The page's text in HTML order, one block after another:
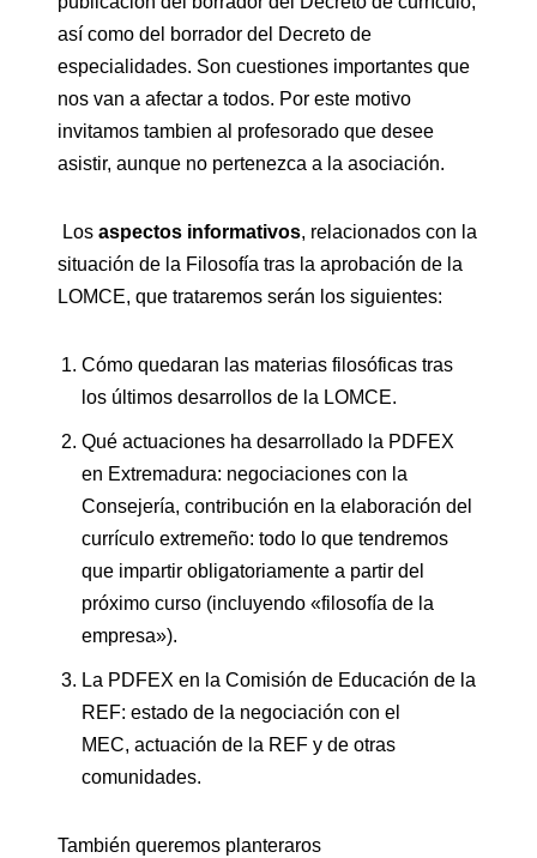
así como del borrador del Decreto de
especialidades. Son cuestiones importantes que
nos van a afectar a todos. Por este motivo
invitamos tambien al profesorado que desee
asistir, aunque no pertenezca a la asociación.
Losaspectos informativos, relacionados con la
situación de la Filosofía tras la aprobación de la
LOMCE, que trataremos serán los siguientes:
Cómo quedaran las materias filosóficas tras
los últimos desarrollos de la LOMCE.
Qué actuaciones ha desarrollado la PDFEX
en Extremadura: negociaciones con la
Consejería, contribución en la elaboración del
currículo extremeño: todo lo que tendremos
que impartir obligatoriamente a partir del
próximo curso (incluyendo «filosofía de la
empresa»).
La PDFEX en la Comisión de Educación de la
REF: estado de la negociación con el
MEC, actuación de la REF y de otras
comunidades.
También queremos planteraros